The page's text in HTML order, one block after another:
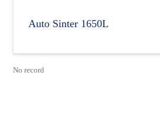
Auto Sinter 1650L
No record